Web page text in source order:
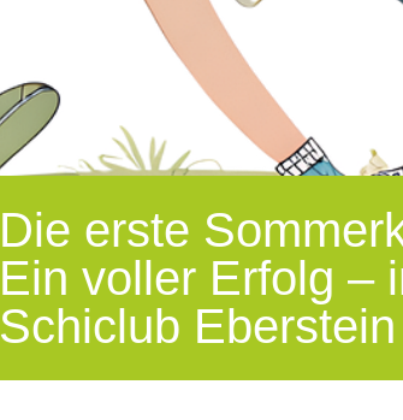
Die erste
Ein voller Erfolg –
Schiclub Eberstein